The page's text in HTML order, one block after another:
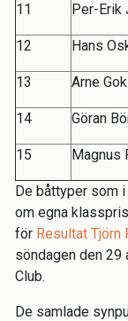
11 Per-Erik
12 Hans
13 Arne
14 Göran
15 Magnus
De båttyper som
om egna
för Resultat Tjörn
söndagen den 29
Club.
De samlade